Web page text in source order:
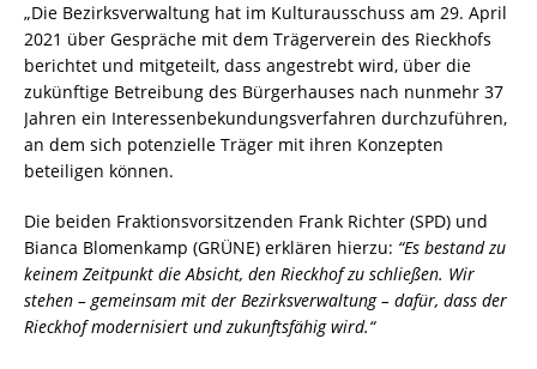
„Die Bezirksverwaltung hat im Kulturausschuss am 29. April
2021 über Gespräche mit dem Trägerverein des Rieckhofs
berichtet und mitgeteilt, dass angestrebt wird, über die
zukünftige Betreibung des Bürgerhauses nach nunmehr 37
Jahren ein Interessenbekundungsverfahren durchzuführen,
an dem sich potenzielle Träger mit ihren Konzepten
beteiligen können.
Die beiden Fraktionsvorsitzenden Frank Richter (SPD) und
Bianca Blomenkamp (GRÜNE) erklären hierzu: “Es bestand zu
keinem Zeitpunkt die Absicht, den Rieckhof zu schließen. Wir
stehen – gemeinsam mit der Bezirksverwaltung – dafür, dass der
Rieckhof modernisiert und zukunftsfähig wird.“